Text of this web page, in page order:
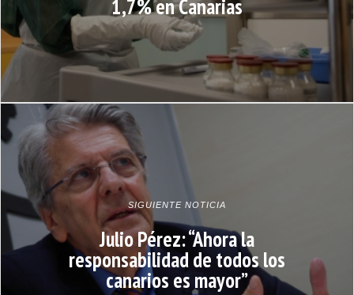
1,7% en Canarias
SIGUIENTE NOTICIA
Julio Pérez: “Ahora la
responsabilidad de todos los
canarios es mayor”